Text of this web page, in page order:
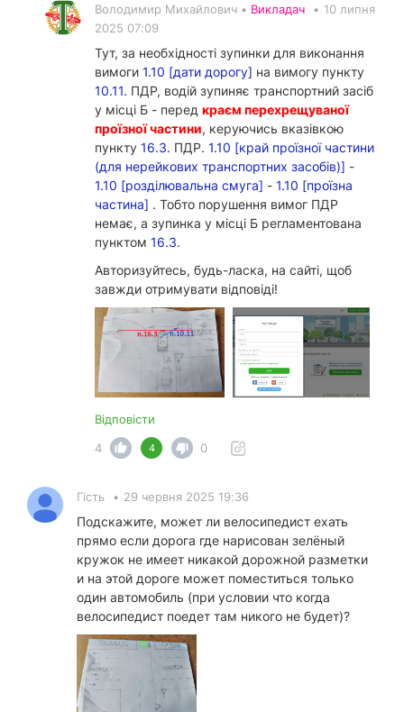
Володимир Михайлович • Викладач • 10 липня
2025 07:09
Тут, за необхідності зупинки для виконання
вимоги 1.10 [дати дорогу] на вимогу пункту
10.11. ПДР, водій зупиняє транспортний засіб
у місці Б - перед краєм перехрещуваної
проїзної частини, керуючись вказівкою
пункту 16.3. ПДР. 1.10 [край проїзної частини
(для нерейкових транспортних засобів)] -
1.10 [розділювальна смуга] - 1.10 [проїзна
частина] . Тобто порушення вимог ПДР
немає, а зупинка у місці Б регламентована
пунктом 16.3.
Авторизуйтесь, будь-ласка, на сайті, щоб
завжди отримувати відповіді!
Відповісти
4
4 0
Гість • 29 червня 2025 19:36
Подскажите, может ли велосипедист ехать
прямо если дорога где нарисован зелёный
кружок не имеет никакой дорожной разметки
и на этой дороге может поместиться только
один автомобиль (при условии что когда
велосипедист поедет там никого не будет)?